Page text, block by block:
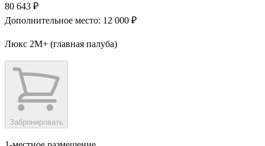
80 643 ₽
Дополнительное место: 12 000 ₽
Люкс 2М+ (главная палуба)
Забронировать